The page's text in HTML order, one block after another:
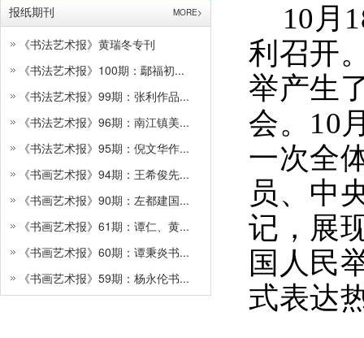
报纸期刊 MORE>
《书法艺术报》黄瑞冬专刊
《书法艺术报》100期：鄢福初...
《书法艺术报》99期：张利作品...
《书法艺术报》96期：南江镇美...
《书法艺术报》95期：倪文华作...
《书画艺术报》94期：王希俊先...
《书画艺术报》90期：左都建国...
《书画艺术报》61期：谭仁、黄...
《书画艺术报》60期：谭秉炎书...
《书画艺术报》59期：杨永伦书...
10月
利召开
举产生
会。10
一次全
员、中
记，展
国人民
式表达